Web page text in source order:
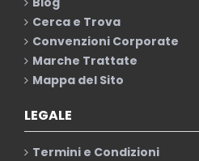
Cerca e Trova
Convenzioni Corporate
Marche Trattate
Mappa del Sito
LEGALE
Termini e Condizioni